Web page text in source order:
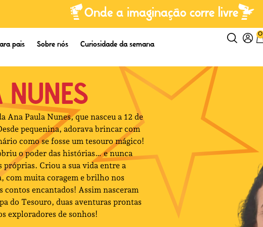
Onde a imaginação corre livre
pais Sobre nós Curiosidade da semana
0
NUNES
Ana Paula Nunes, que nasceu a 12 de
pequenina, adorava brincar com
como se fosse um tesouro mágico!
o poder das histórias… e nunca
próprias. Criou a sua vida entre a
com muita coragem e brilho nos
encantados! Assim nasceram
do Tesouro, duas aventuras prontas
exploradores de sonhos!